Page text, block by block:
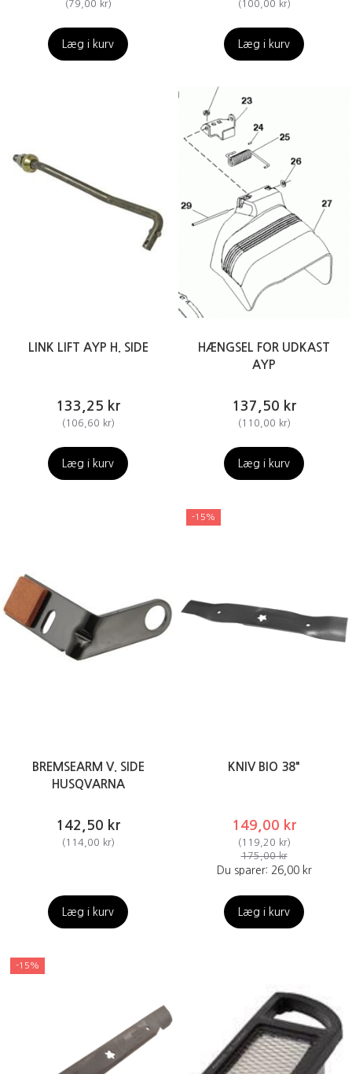
(79,00 kr)
Læg i kurv
(100,00 kr)
Læg i kurv
LINK LIFT AYP H. SIDE
133,25 kr
(106,60 kr)
Læg i kurv
HÆNGSEL FOR UDKAST
AYP
137,50 kr
(110,00 kr)
Læg i kurv
BREMSEARM V. SIDE
HUSQVARNA
142,50 kr
( 114,00 kr)
Læg i kurv
-15%
KNIV BIO 38"
149,00 kr
( 119,20 kr)
175,00 kr
Du sparer: 26,00 kr
Læg i kurv
-15%